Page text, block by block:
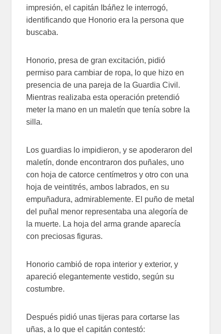
impresión, el capitán Ibáñez le interrogó,
identificando que Honorio era la persona que
buscaba.
Honorio, presa de gran excitación, pidió
permiso para cambiar de ropa, lo que hizo en
presencia de una pareja de la Guardia Civil.
Mientras realizaba esta operación pretendió
meter la mano en un maletín que tenía sobre la
silla.
Los guardias lo impidieron, y se apoderaron del
maletín, donde encontraron dos puñales, uno
con hoja de catorce centímetros y otro con una
hoja de veintitrés, ambos labrados, en su
empuñadura, admirablemente. El puño de metal
del puñal menor representaba una alegoría de
la muerte. La hoja del arma grande aparecía
con preciosas figuras.
Honorio cambió de ropa interior y exterior, y
apareció elegantemente vestido, según su
costumbre.
Después pidió unas tijeras para cortarse las
uñas, a lo que el capitán contestó: